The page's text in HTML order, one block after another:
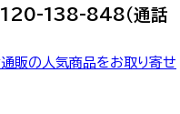
138-848（通話
販の人気商品をお取り寄せ